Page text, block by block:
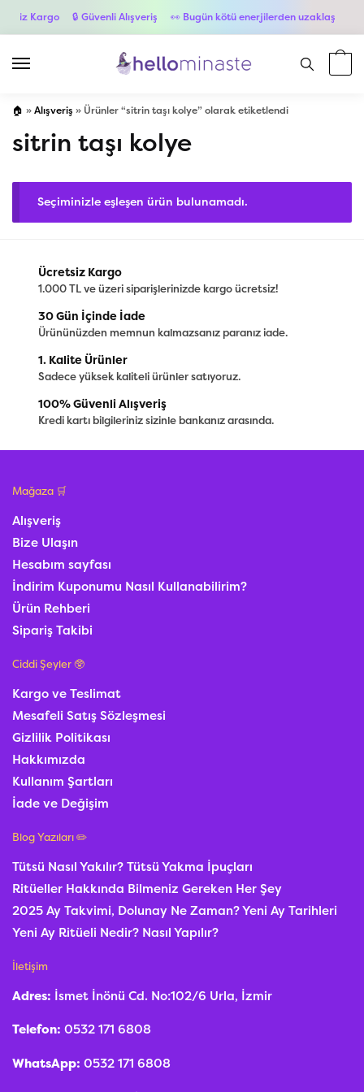
Kargo 🔒 Güvenli Alışveriş 👀 Bugün kötü enerjilerden uzaklaş
🏠 » Alışveriş » Ürünler “sitrin taşı kolye” olarak etiketlendi
sitrin taşı kolye
Seçiminizle eşleşen ürün bulunamadı.
Ücretsiz Kargo
1.000 TL ve üzeri siparişlerinizde kargo ücretsiz!
30 Gün İçinde İade
Ürününüzden memnun kalmazsanız paranız iade.
1. Kalite Ürünler
Sadece yüksek kaliteli ürünler satıyoruz.
100% Güvenli Alışveriş
Kredi kartı bilgileriniz sizinle bankanız arasında.
Mağaza 🛒
Alışveriş
Bize Ulaşın
Hesabım sayfası
İndirim Kuponumu Nasıl Kullanabilirim?
Ürün Rehberi
Sipariş Takibi
Ciddi Şeyler 🥸
Kargo ve Teslimat
Mesafeli Satış Sözleşmesi
Gizlilik Politikası
Hakkımızda
Kullanım Şartları
İade ve Değişim
Blog Yazıları ✏️
Tütsü Nasıl Yakılır? Tütsü Yakma İpuçları
Ritüeller Hakkında Bilmeniz Gereken Her Şey
2025 Ay Takvimi, Dolunay Ne Zaman? Yeni Ay Tarihleri
Yeni Ay Ritüeli Nedir? Nasıl Yapılır?
İletişim
Adres: İsmet İnönü Cd. No:102/6 Urla, İzmir
Telefon: 0532 171 6808
WhatsApp: 0532 171 6808